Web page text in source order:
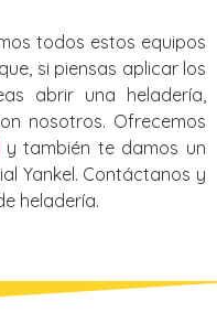
todos estos equipos
si piensas aplicar los
abrir una heladería,
nosotros. Ofrecemos
y también te damos un
Yankel. Contáctanos y
heladería.